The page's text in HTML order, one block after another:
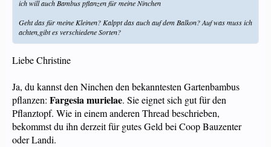
ich will auch Bambus pflanzen für meine Ninchen
Geht das für meine Kleinen? Kalppt das auch auf dem Balkon? Auf was muss ich
achten,gibt es verschiedene Sorten?
Liebe Christine
Ja, du kannst den Ninchen den bekanntesten Gartenbambus
pflanzen: Fargesia murielae. Sie eignet sich gut für den
Pflanztopf. Wie in einem anderen Thread beschrieben,
bekommst du ihn derzeit für gutes Geld bei Coop Bauzenter
oder Landi.